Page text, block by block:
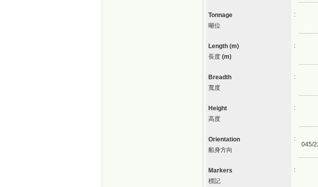
Tonnage
噸位
:
Length (m)
長度 (m)
:
Breadth
寬度
:
Height
高度
:
Orientation
船身方向
:
045/
Markers
標記
: